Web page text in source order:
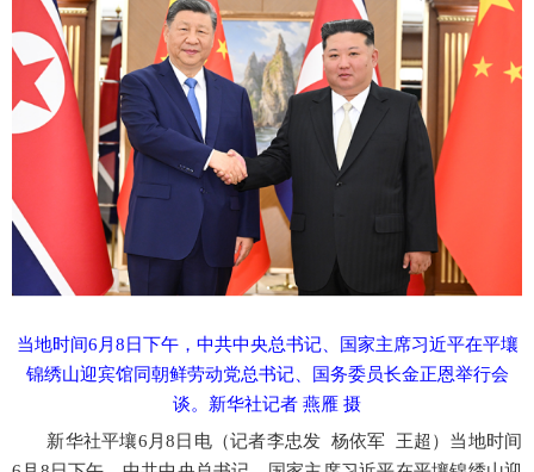
当地时间6月8日下午，中共中央总书记、国家主席习近平在平壤
锦绣山迎宾馆同朝鲜劳动党总书记、国务委员长金正恩举行会
谈。新华社记者 燕雁 摄
新华社平壤6月8日电（记者李忠发 杨依军 王超）当地时间